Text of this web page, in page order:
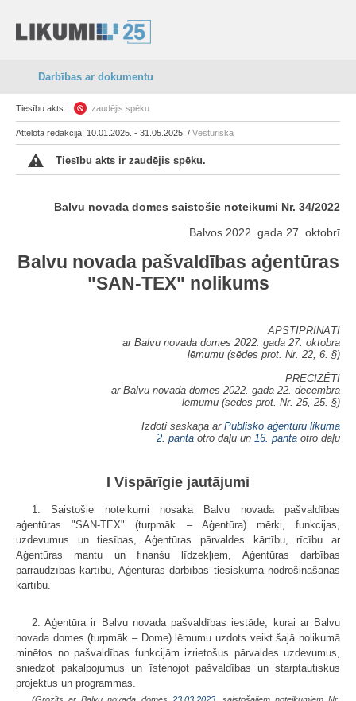
Darbības ar dokumentu
Tiesību akts: zaudējis spēku
Attēlotā redakcija: 10.01.2025. - 31.05.2025. / Vēsturiskā
Tiesību akts ir zaudējis spēku.
Balvu novada domes saistošie noteikumi Nr. 34/2022
Balvos 2022. gada 27. oktobrī
Balvu novada pašvaldības aģentūras
"SAN-TEX" nolikums
APSTIPRINĀTI
ar Balvu novada domes 2022. gada 27. oktobra
lēmumu (sēdes prot. Nr. 22, 6. §)
PRECIZĒTI
ar Balvu novada domes 2022. gada 22. decembra
lēmumu (sēdes prot. Nr. 25, 25. §)
Izdoti saskaņā ar Publisko aģentūru likuma
2. panta otro daļu un 16. panta otro daļu
I Vispārīgie jautājumi
1. Saistošie noteikumi nosaka Balvu novada pašvaldības
aģentūras "SAN-TEX" (turpmāk – Aģentūra) mērķi, funkcijas,
uzdevumus un tiesības, Aģentūras pārvaldes kārtību, rīcību ar
Aģentūras mantu un finanšu līdzekļiem, Aģentūras darbības
pārraudzības kārtību, Aģentūras darbības tiesiskuma nodrošināšanas
kārtību.
2. Aģentūra ir Balvu novada pašvaldības iestāde, kurai ar Balvu
novada domes (turpmāk – Dome) lēmumu uzdots veikt šajā nolikumā
minētos no pašvaldības funkcijām izrietošus pārvaldes uzdevumus,
sniedzot pakalpojumus un īstenojot pašvaldības un starptautiskus
projektus un programmas.
(Grozīts ar Balvu novada domes 23.03.2023.
saistošajiem noteikumiem Nr.